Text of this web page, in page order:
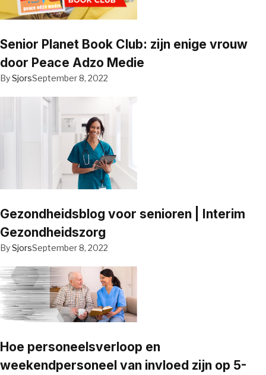
Senior Planet Book Club: zijn enige vrouw
door Peace Adzo Medie
BySjorsSeptember 8, 2022
Gezondheidsblog voor senioren | Interim
Gezondheidszorg
BySjorsSeptember 8, 2022
Hoe personeelsverloop en
weekendpersoneel van invloed zijn op 5-